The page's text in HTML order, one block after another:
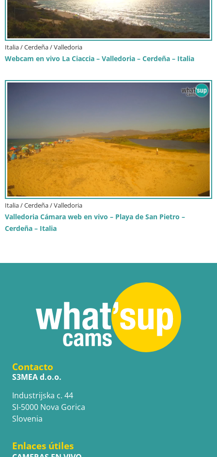
Italia / Cerdeña / Valledoria
Webcam en vivo La Ciaccia – Valledoria – Cerdeña – Italia
Italia / Cerdeña / Valledoria
Valledoria Cámara web en vivo – Playa de San Pietro –
Cerdeña – Italia
Contacto
S3MEA d.o.o.
Industrijska c. 44
SI-5000 Nova Gorica
Slovenia
Enlaces útiles